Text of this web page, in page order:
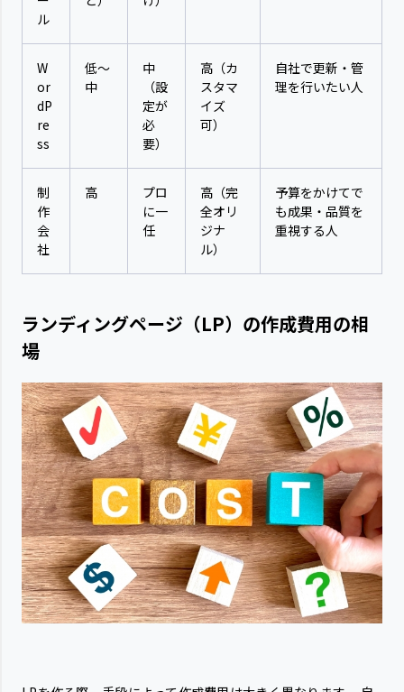
ル
W
or
dP
re
ss
低～
中
中
（設
定が
必
要）
高（カ
スタマ
イズ
可）
自社で更新・管
理を行いたい人
制
作
会
社
高
プロ
に一
任
高（完
全オリ
ジナ
ル）
予算をかけてで
も成果・品質を
重視する人
ランディングページ（LP）の作成費用の相
場